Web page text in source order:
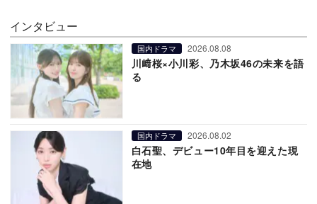
インタビュー
国内ドラマ 2026.08.08
川﨑桜×小川彩、乃木坂46の未来を語
る
国内ドラマ 2026.08.02
白石聖、デビュー10年目を迎えた現
在地